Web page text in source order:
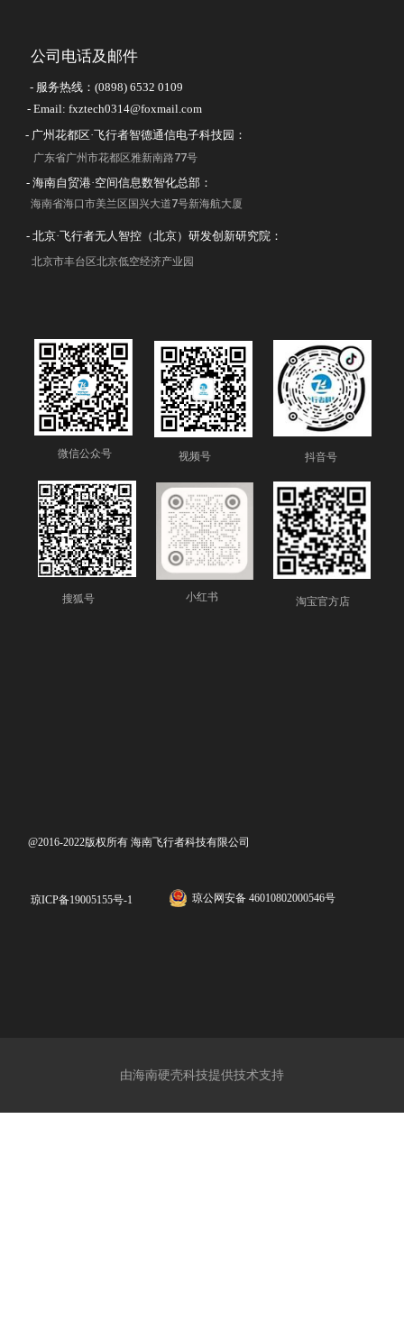
视频号 抖音号
小红书
广东省广州市花都区雅新南路77号
公司电话及邮件
- 服务热线：(0898) 6532 0109
- 广州花都区·飞行者智德通信电子科技园：
@2016-2022版权所有 海南飞行者科技有限公司
琼ICP备19005155号-1 琼公网安备 46010802000546号
- 海南自贸港·空间信息数智化总部：
海南省海口市美兰区国兴大道7号新海航大厦
- 北京·飞行者无人智控（北京）研发创新研究院：
北京市丰台区北京低空经济产业园
搜狐号
- Email: fxztech0314@foxmail.com
微信公众号
淘宝官方店
由海南硬壳科技提供技术支持